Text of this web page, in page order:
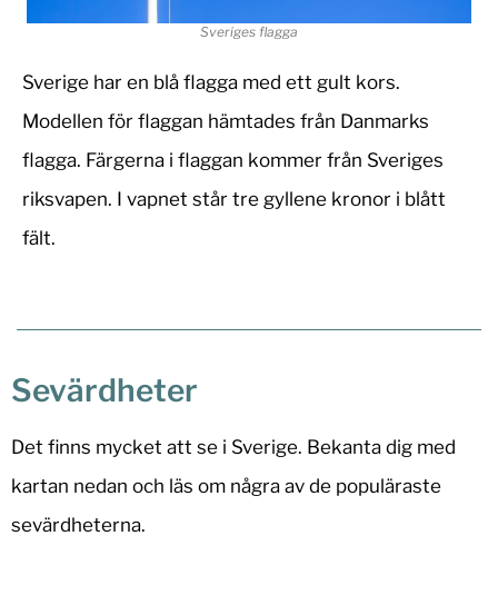
Sveriges flagga
Sverige har en blå flagga med ett gult kors.
Modellen för flaggan hämtades från Danmarks
flagga. Färgerna i flaggan kommer från Sveriges
riksvapen. I vapnet står tre gyllene kronor i blått
fält.
Sevärdheter
Det finns mycket att se i Sverige. Bekanta dig med
kartan nedan och läs om några av de populäraste
sevärdheterna.